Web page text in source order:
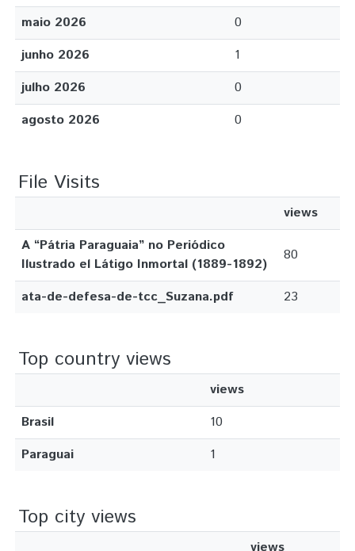
maio 2026
0
junho 2026
1
julho 2026
0
agosto 2026
0
File Visits
views
A “Pátria Paraguaia” no Periódico
Ilustrado el Látigo Inmortal (1889-1892)
80
ata-de-defesa-de-tcc_Suzana.pdf 23
Top country views
views
Brasil
10
Paraguai
1
Top city views